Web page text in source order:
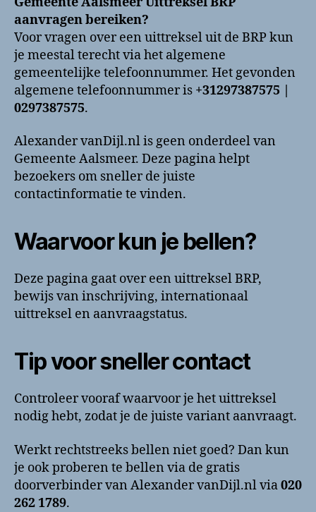
bellen?
Telefoonnummer
en
contactinformatie
aanvragen bereiken?
Voor vragen over een uittreksel uit de BRP kun
je meestal terecht via het algemene
gemeentelijke telefoonnummer. Het gevonden
algemene telefoonnummer is +31297387575 |
0297387575.
Alexander vanDijl.nl is geen onderdeel van
Gemeente Aalsmeer. Deze pagina helpt
bezoekers om sneller de juiste
contactinformatie te vinden.
Waarvoor kun je bellen?
Deze pagina gaat over een uittreksel BRP,
bewijs van inschrijving, internationaal
uittreksel en aanvraagstatus.
Tip voor sneller contact
Controleer vooraf waarvoor je het uittreksel
nodig hebt, zodat je de juiste variant aanvraagt.
Werkt rechtstreeks bellen niet goed? Dan kun
je ook proberen te bellen via de gratis
doorverbinder van Alexander vanDijl.nl via020
262 1789.